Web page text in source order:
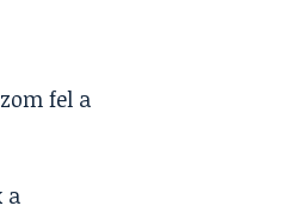
fel a
a